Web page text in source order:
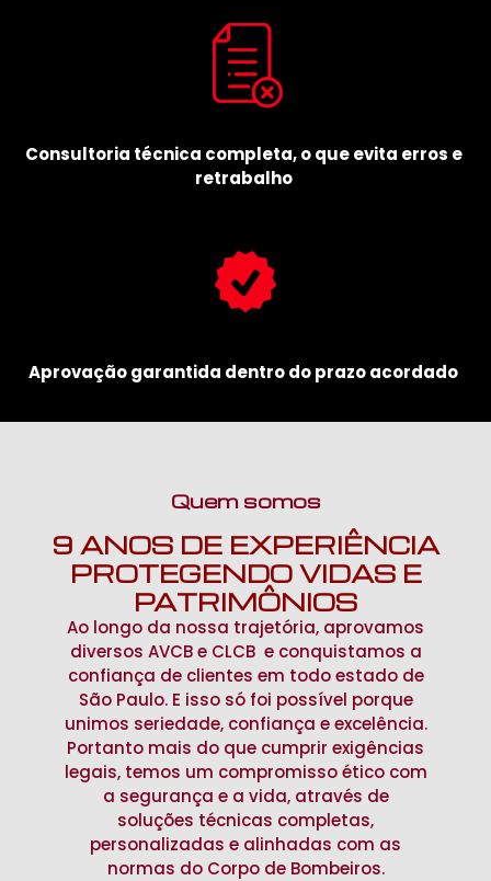
Consultoria técnica completa, o que evita erros e
retrabalho
Aprovação garantida dentro do prazo acordado
Quem somos
9 ANOS DE EXPERIÊNCIA
PROTEGENDO VIDAS E
PATRIMÔNIOS​
Ao longo da nossa trajetória, aprovamos
diversos AVCB e CLCB e conquistamos a
confiança de clientes em todo estado de
São Paulo. E isso só foi possível porque
unimos seriedade, confiança e excelência.
Portanto mais do que cumprir exigências
legais, temos um compromisso ético com
a segurança e a vida, através de
soluções técnicas completas,
personalizadas e alinhadas com as
normas do Corpo de Bombeiros.